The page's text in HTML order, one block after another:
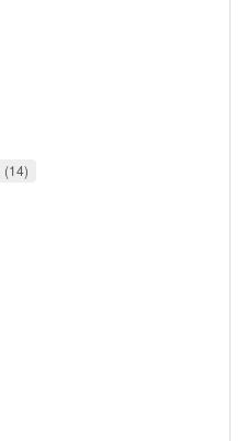
14